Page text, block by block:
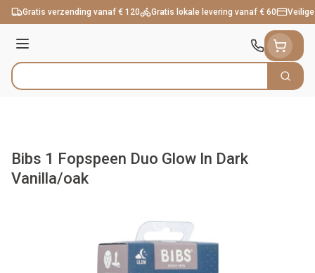
Ga naar de inhoud
Gratis verzending vanaf € 120 Gratis lokale levering vanaf € 60
Menu
Product, merk, categorie... Zoek
Bibs 1 Fopspeen Duo Glow In Dark
Vanilla/oak